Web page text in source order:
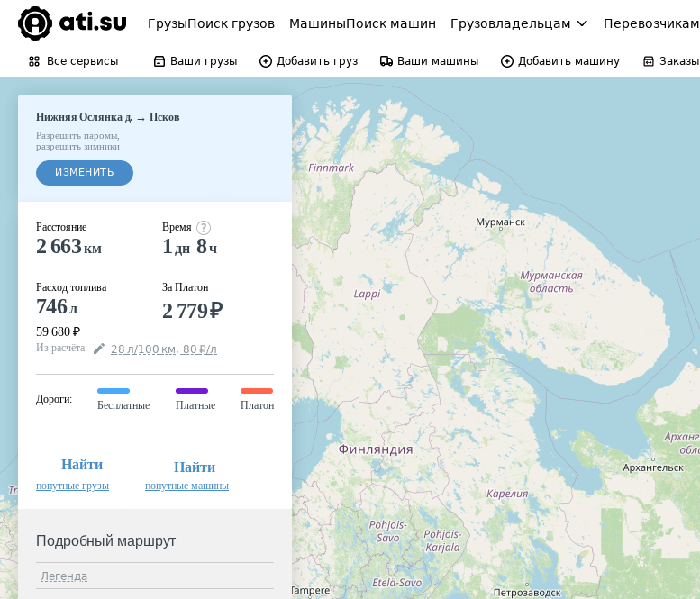
ГрузыПоиск грузов МашиныПоиск машин Грузовладельцам Перевозчикам
Все сервисы Ваши грузы Добавить груз Ваши машины Добавить машину Заказы
Нижняя Ослянка д. →Псков
Разрешить паромы
разрешить зимники
ИЗМЕНИТЬ
Расстояние
2 663км
Расход топлива
746л
59 680 ₽
Время
1 дн 8ч
За Платон
2 779₽
Из расчёта: 28 л/100 км, 80 ₽/л
Дороги:
Бесплатные Платные Платон
Найти
попутные грузы
Найти
попутные машины
Подробный маршрут
Легенда